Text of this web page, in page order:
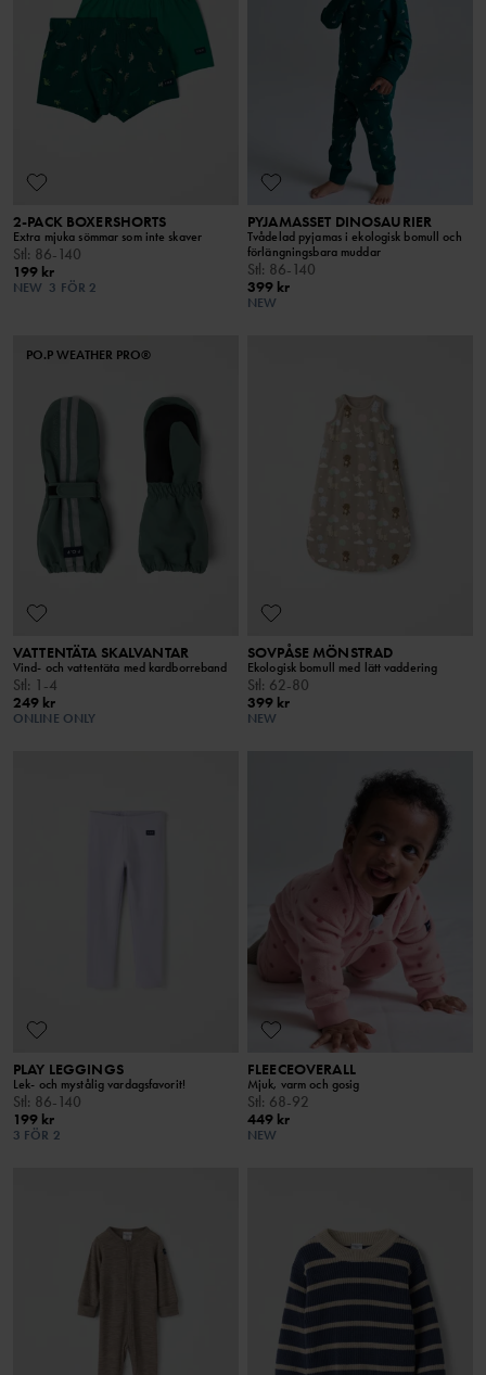
2-PACK BOXERSHORTS
Extra mjuka sömmar som inte skaver
Stl: 86-140
199 kr
NEW 3 FÖR 2
PYJAMASSET DINOSAURIER
Tvådelad pyjamas i ekologisk bomull och
förlängningsbara muddar
Stl: 86-140
399 kr
NEW
PO.P WEATHER PRO®
VATTENTÄTA SKALVANTAR
Vind- och vattentäta med kardborreband
Stl: 1-4
249 kr
ONLINE ONLY
SOVPÅSE MÖNSTRAD
Ekologisk bomull med lätt vaddering
Stl: 62-80
399 kr
NEW
PLAY LEGGINGS
Lek- och mystålig vardagsfavorit!
Stl: 86-140
199 kr
3 FÖR 2
FLEECEOVERALL
Mjuk, varm och gosig
Stl: 68-92
449 kr
NEW